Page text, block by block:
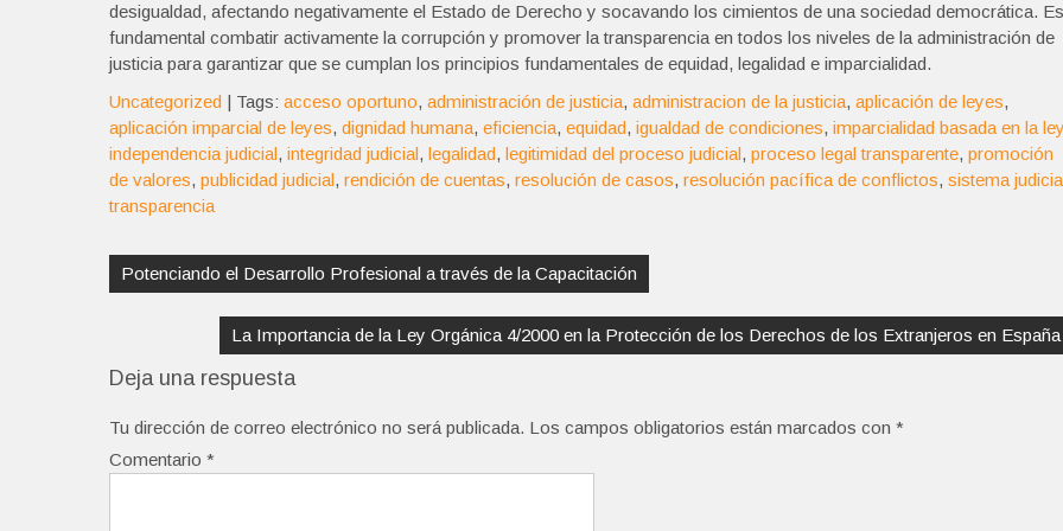
desigualdad, afectando negativamente el Estado de Derecho y socavando los cimientos de una sociedad democrática. Es
fundamental combatir activamente la corrupción y promover la transparencia en todos los niveles de la administración de
justicia para garantizar que se cumplan los principios fundamentales de equidad, legalidad e imparcialidad.
Uncategorized | Tags: acceso oportuno, administración de justicia, administracion de la justicia, aplicación de leyes,
aplicación imparcial de leyes, dignidad humana, eficiencia, equidad, igualdad de condiciones, imparcialidad basada en la ley
independencia judicial, integridad judicial, legalidad, legitimidad del proceso judicial, proceso legal transparente, promoción
de valores, publicidad judicial, rendición de cuentas, resolución de casos, resolución pacífica de conflictos, sistema
transparencia
de
entradas
Potenciando el Desarrollo Profesional a través de la Capacitación
La Importancia de la Ley Orgánica 4/2000 en la Protección de los Derechos de los Extranjeros en España
Deja una respuesta
Tu dirección de correo electrónico no será publicada. Los campos obligatorios están marcados con *
Comentario *